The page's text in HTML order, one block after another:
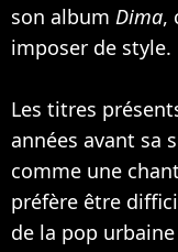
son album Dima,
imposer de style.
Les titres
années avant sa
comme une
préfère être
de la pop